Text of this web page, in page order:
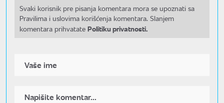
Svaki korisnik pre pisanja komentara mora se upoznati sa
Pravilima i uslovima korišćenja komentara. Slanjem
komentara prihvatate Politiku privatnosti.